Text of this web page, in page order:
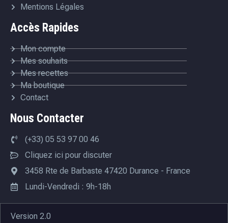
Mentions Légales
Accès Rapides
Mon compte
Mes souhaits
Mes recettes
Ma boutique
Contact
Nous Contacter
(+33) 05 53 97 00 46
Cliquez ici pour discuter
3458 Rte de Barbaste 47420 Durance - France
Lundi-Vendredi : 9h-18h
Version 2.0